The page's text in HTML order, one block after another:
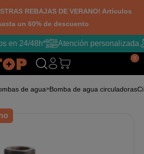
REBAJAS DE VERANO! Artículos
un 60% de descuento
en 24/48h* Atención personalizada
0
de agua Bomba de agua circuladoras